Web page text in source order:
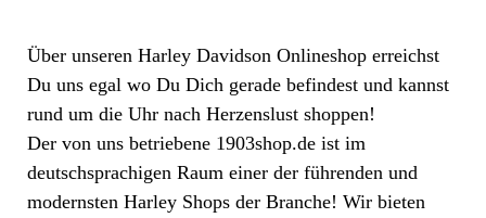
Über unseren Harley Davidson Onlineshop erreichst
Du uns egal wo Du Dich gerade befindest und kannst
rund um die Uhr nach Herzenslust shoppen!
Der von uns betriebene 1903shop.de ist im
deutschsprachigen Raum einer der führenden und
modernsten Harley Shops der Branche! Wir bieten